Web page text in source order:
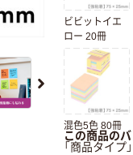
ビビットイエ
ロー 20冊
混色5色 80冊
この商品の
「商品タイプ